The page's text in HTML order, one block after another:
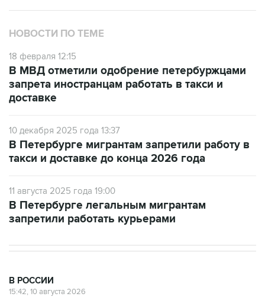
НОВОСТИ ПО ТЕМЕ
18 февраля 12:15
В МВД отметили одобрение петербуржцами
запрета иностранцам работать в такси и
доставке
10 декабря 2025 года 13:37
В Петербурге мигрантам запретили работу в
такси и доставке до конца 2026 года
11 августа 2025 года 19:00
В Петербурге легальным мигрантам
запретили работать курьерами
В РОССИИ
15:42, 10 августа 2026